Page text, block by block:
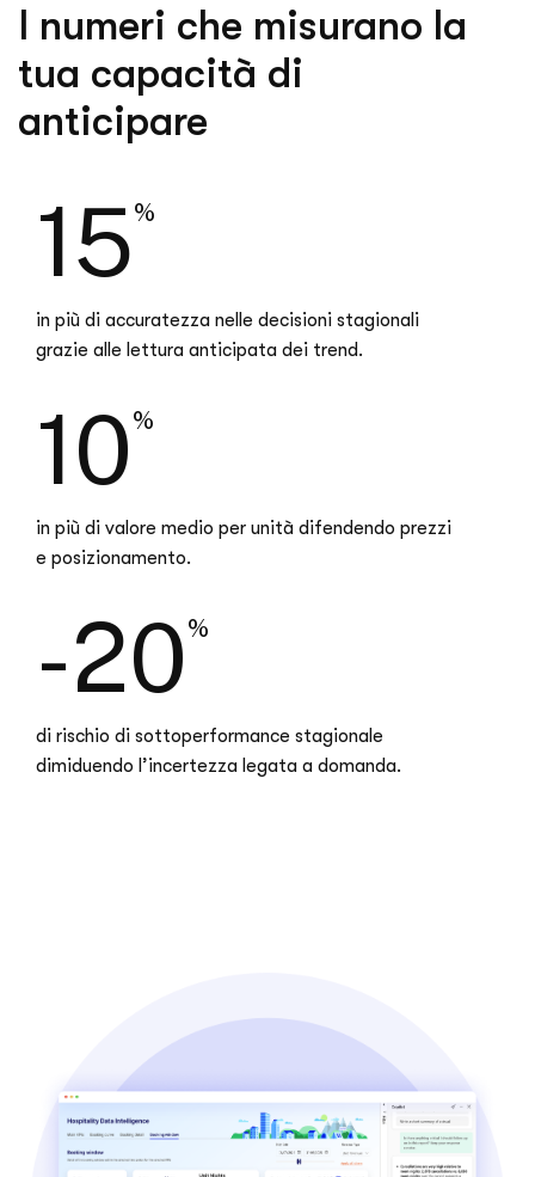
I numeri che misurano la
tua capacità di
anticipare
15%
in più di accuratezza nelle decisioni stagionali
grazie alle lettura anticipata dei trend.
10 %
in più di valore medio per unità difendendo prezzi
e posizionamento.
-20 %
di rischio di sottoperformance stagionale
dimiduendo l’incertezza legata a domanda.